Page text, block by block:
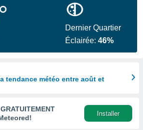
Dernier Quartier
Éclairée:46%
tendance météo entre août et
GRATUITEMENT
Installer